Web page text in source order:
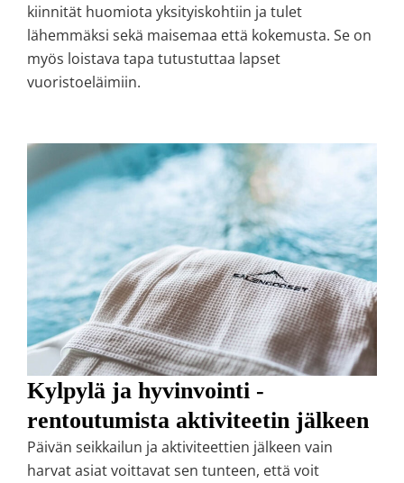
kiinnität huomiota yksityiskohtiin ja tulet
lähemmäksi sekä maisemaa että kokemusta. Se on
myös loistava tapa tutustuttaa lapset
vuoristoeläimiin.
Kylpylä ja hyvinvointi -
rentoutumista aktiviteetin jälkeen
Päivän seikkailun ja aktiviteettien jälkeen vain
harvat asiat voittavat sen tunteen, että voit